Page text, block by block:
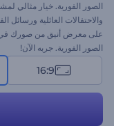
الصور الفورية. خيار مثالي
والاحتفالات العائلية ورسائل
على معرض أنيق من صورك في
الصور الفورية. جربه الآن!
16:9